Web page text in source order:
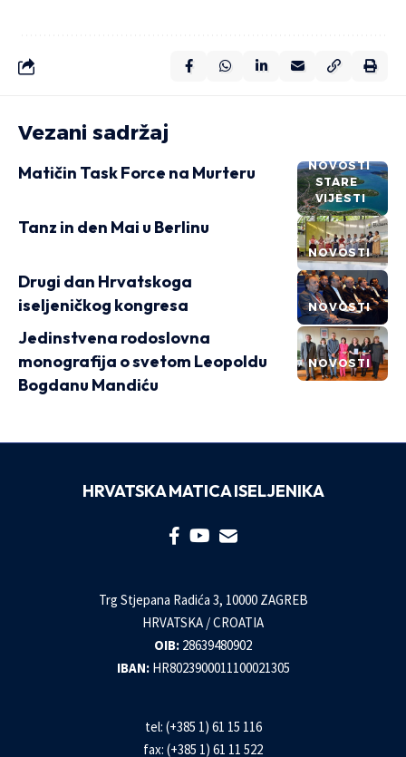
Vezani sadržaj
NOVOSTI
STARE
VIJESTI
Matičin Task Force na Murteru
NOVOSTI
Tanz in den Mai u Berlinu
NOVOSTI
Drugi dan Hrvatskoga
iseljeničkog kongresa
NOVOSTI
Jedinstvena rodoslovna
monografija o svetom Leopoldu
Bogdanu Mandiću
HRVATSKA MATICA ISELJENIKA
Trg Stjepana Radića 3, 10000 ZAGREB
HRVATSKA / CROATIA
OIB: 28639480902
IBAN: HR8023900011100021305
tel: (+385 1) 61 15 116
fax: (+385 1) 61 11 522